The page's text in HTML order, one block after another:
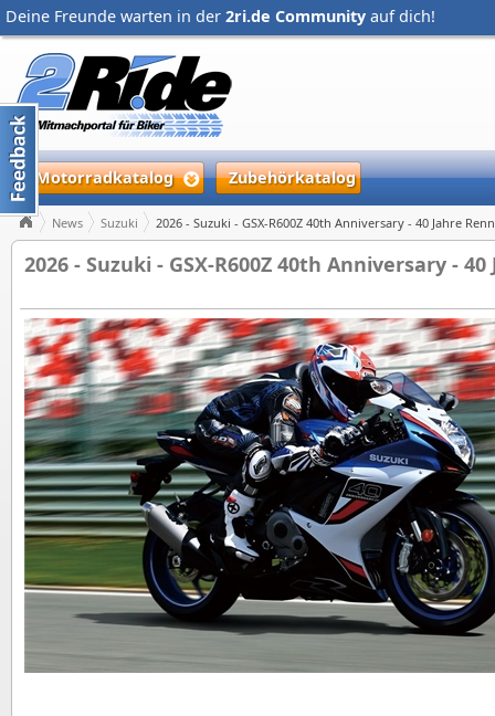
Deine Freunde warten in der 2ri.de Community auf dich!
Motorradkatalog Zubehörkatalog
News Suzuki 2026 - Suzuki - GSX-R600Z 40th Anniversary - 40 Jahre
2026 - Suzuki - GSX-R600Z 40th Anniversary -